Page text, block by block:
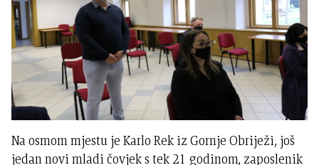
Na osmom mjestu je Karlo Rek iz Gornje Obriježi, još
jedan novi mladi čovjek s tek 21 godinom, zaposlenik